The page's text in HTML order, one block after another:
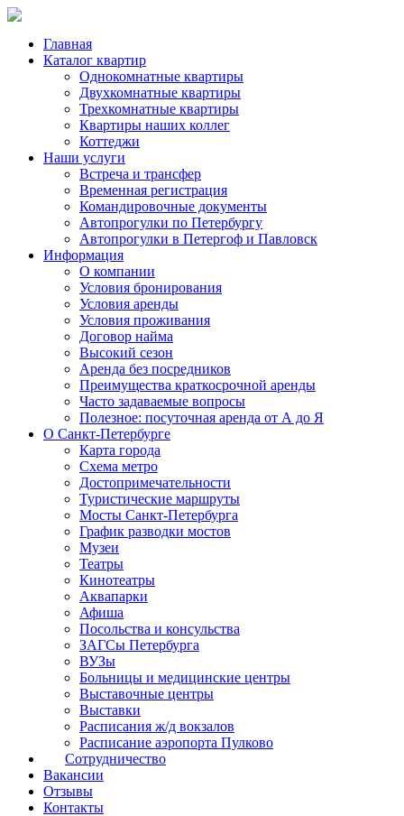
Главная
Каталог квартир
Однокомнатные квартиры
Двухкомнатные квартиры
Трехкомнатные квартиры
Квартиры наших коллег
Коттеджи
Наши услуги
Встреча и трансфер
Временная регистрация
Командировочные документы
Автопрогулки по Петербургу
Автопрогулки в Петергоф и Павловск
Информация
О компании
Условия бронирования
Условия аренды
Условия проживания
Договор найма
Высокий сезон
Аренда без посредников
Преимущества краткосрочной аренды
Часто задаваемые вопросы
Полезное: посуточная аренда от А до Я
О Санкт-Петербурге
Карта города
Схема метро
Достопримечательности
Туристические маршруты
Мосты Санкт-Петербурга
График разводки мостов
Музеи
Театры
Кинотеатры
Аквапарки
Афиша
Посольства и консульства
ЗАГСы Петербурга
ВУЗы
Больницы и медицинские центры
Выставочные центры
Выставки
Расписания ж/д вокзалов
Расписание аэропорта Пулково
Сотрудничество
Вакансии
Отзывы
Контакты